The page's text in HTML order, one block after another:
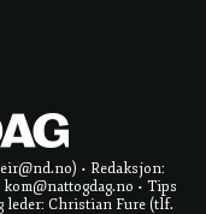
• Redaksjon:
• Tips
leder: Christian Fure (tlf.